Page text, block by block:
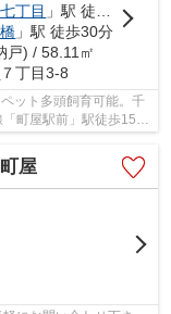
丁目 」駅 徒歩17分
」駅 徒歩30分
戸) / 58.11㎡
７丁目3-8
ット多頭飼育可能。千
町屋駅前」駅徒歩15分
屋